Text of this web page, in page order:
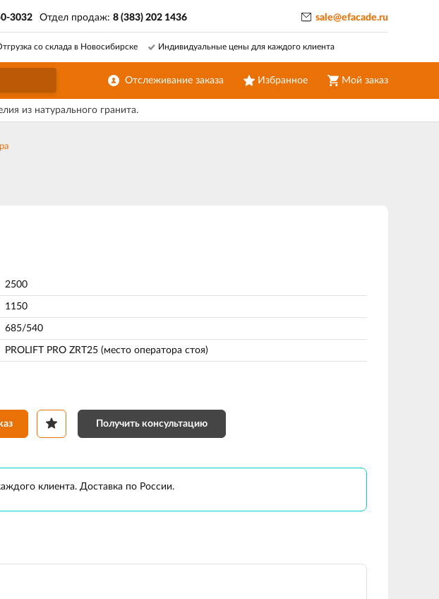
3032 Отдел продаж: 8 (383) 202 1436
Отслеживание заказа Избранное Мой заказ
со склада в Новосибирске Индивидуальные цены для каждого клиента
sale@efacade.ru
из натурального гранита.
2500
1150
685/540
PROLIFT PRO ZRT25 (место оператора стоя)
Получить консультацию
клиента. Доставка по России.